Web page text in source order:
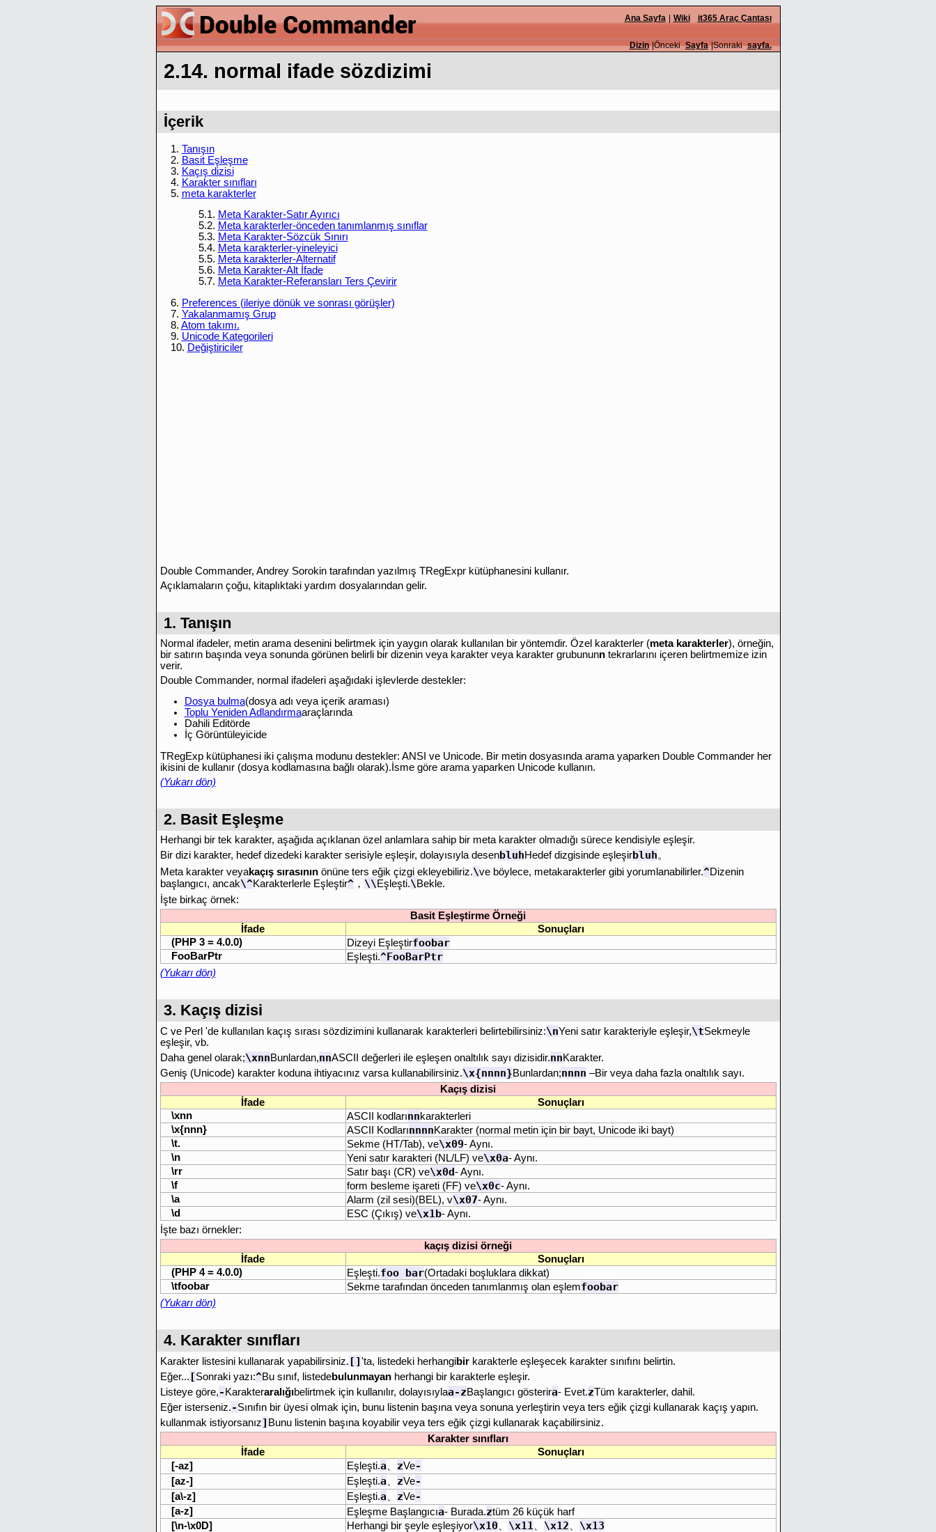
Ana Sayfa Wiki it365 Araç Çantası
Dizin |Önceki Sayfa |Sonraki sayfa.
2.14. normal ifade sözdizimi
İçerik
1. Tanışın
2. Basit Eşleşme
3. Kaçış dizisi
4. Karakter sınıfları
5. meta karakterler
5.1. Meta Karakter-Satır Ayırıcı
5.2. Meta karakterler-önceden tanımlanmış sınıflar
5.3. Meta Karakter-Sözcük Sınırı
5.4. Meta karakterler-yineleyici
5.5. Meta karakterler-Alternatif
5.6. Meta Karakter-Alt İfade
5.7. Meta Karakter-Referansları Ters Çevirir
6. Preferences (ileriye dönük ve sonrası görüşler)
7. Yakalanmamış Grup
8. Atom takımı.
9. Unicode Kategorileri
10. Değiştiriciler
Double Commander, Andrey Sorokin tarafından yazılmış TRegExpr kütüphanesini kullanır.
Açıklamaların çoğu, kitaplıktaki yardım dosyalarından gelir.
1. Tanışın
Normal ifadeler, metin arama desenini belirtmek için yaygın olarak kullanılan bir yöntemdir. Özel karakterler (meta karakterler), örneğin,
bir satırın başında veya sonunda görünen belirli bir dizenin veya karakter veya karakter grubununntekrarlarını içeren belirtmemize izin
verir.
Double Commander, normal ifadeleri aşağıdaki işlevlerde destekler:
Dosya bulma(dosya adı veya içerik araması)
Toplu Yeniden Adlandırmaaraçlarında
Dahili Editörde
İç Görüntüleyicide
TRegExp kütüphanesi iki çalışma modunu destekler: ANSI ve Unicode. Bir metin dosyasında arama yaparken Double Commander her
ikisini de kullanır (dosya kodlamasına bağlı olarak).İsme göre arama yaparken Unicode kullanın.
(Yukarı dön)
2. Basit Eşleşme
Herhangi bir tek karakter, aşağıda açıklanan özel anlamlara sahip bir meta karakter olmadığı sürece kendisiyle eşleşir.
Bir dizi karakter, hedef dizedeki karakter serisiyle eşleşir, dolayısıyla desenbluhHedef dizgisinde eşleşirbluh。
Meta karakter veyakaçış sırasınınönüne ters eğik çizgi ekleyebiliriz.\ve böylece, metakarakterler gibi yorumlanabilirler.^Dizenin
başlangıcı, ancak\^Karakterlerle Eşleştir^， \\ Eşleşti.\ Bekle.
İşte birkaç örnek:
Basit Eşleştirme Örneği
İfade
Sonuçları
(PHP 3 = 4.0.0)
Dizeyi Eşleştirfoobar
FooBarPtr Eşleşti.^FooBarPtr
(Yukarı dön)
3. Kaçış dizisi
C ve Perl 'de kullanılan kaçış sırası sözdizimini kullanarak karakterleri belirtebilirsiniz:\nYeni satır karakteriyle eşleşir,\tSekmeyle
eşleşir, vb.
Daha genel olarak;\xnnBunlardan,nnASCII değerleri ile eşleşen onaltılık sayı dizisidir.nnKarakter.
Geniş (Unicode) karakter koduna ihtiyacınız varsa kullanabilirsiniz.\x{nnnn}Bunlardan;nnnn –Bir veya daha fazla onaltılık sayı.
Kaçış dizisi
İfade
Sonuçları
\xnn
ASCII kodlarınnkarakterleri
\x{nnn}
ASCII KodlarınnnnKarakter (normal metin için bir bayt, Unicode iki bayt)
\t.
Sekme (HT/Tab), ve\x09- Aynı.
\n
Yeni satır karakteri (NL/LF) ve\x0a- Aynı.
\rr
Satır başı (CR) ve\x0d- Aynı.
\f
form besleme işareti (FF) ve\x0c- Aynı.
\a
Alarm (zil sesi)(BEL), v\x07- Aynı.
\d
ESC (Çıkış) ve\x1b- Aynı.
İşte bazı örnekler:
kaçış dizisi örneği
İfade
Sonuçları
(PHP 4 = 4.0.0)
Eşleşti.foo bar(Ortadaki boşluklara dikkat)
\tfoobar
Sekme tarafından önceden tanımlanmış olan eşlemfoobar
(Yukarı dön)
4. Karakter sınıfları
Karakter listesini kullanarak yapabilirsiniz. []'ta, listedeki herhangibirkarakterle eşleşecek karakter sınıfını belirtin.
Eğer... [Sonraki yazı:^Bu sınıf, listedebulunmayanherhangi bir karakterle eşleşir.
Listeye göre,- Karakteraralığıbelirtmek için kullanılır, dolayısıylaa-zBaşlangıcı gösterira- Evet.zTüm karakterler, dahil.
Eğer isterseniz.-Sınıfın bir üyesi olmak için, bunu listenin başına veya sonuna yerleştirin veya ters eğik çizgi kullanarak kaçış yapın.
kullanmak istiyorsanız] Bunu listenin başına koyabilir veya ters eğik çizgi kullanarak kaçabilirsiniz.
Karakter sınıfları
İfade
Sonuçları
[-az]
Eşleşti.a、 zVe-
[az-] Eşleşti.a、 zVe-
[a\-z] Eşleşti.a、 zVe-
[a-z] Eşleşme Başlangıcıa- Burada.ztüm 26 küçük harf
[\n-\x0D]
Herhangi bir şeyle eşleşiyor\x10、 \x11 \x12 \x13